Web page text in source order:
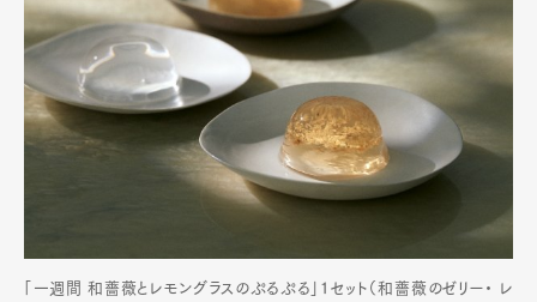
「一週間 和薔薇とレモングラスのぷるぷる」1セット（和薔薇のゼリー・ レ